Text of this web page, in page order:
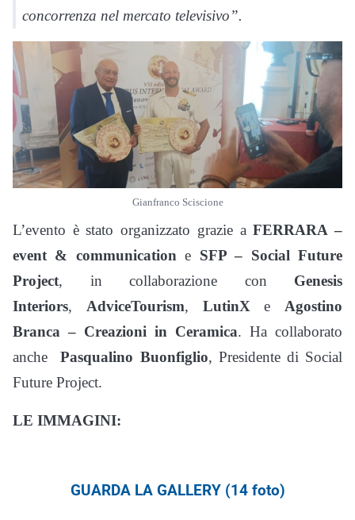
concorrenza nel mercato televisivo”.
Gianfranco Sciscione
L’evento è stato organizzato grazie aFERRARA –
event & communicatione SFP – Social Future
Project, in collaborazione con Genesis
Interiors, AdviceTourism, LutinXe Agostino
Branca – Creazioni in Ceramica. Ha collaborato
anchePasqualino Buonfiglio, Presidente di Social
Future Project.
LE IMMAGINI:
GUARDA LA GALLERY (14 foto)